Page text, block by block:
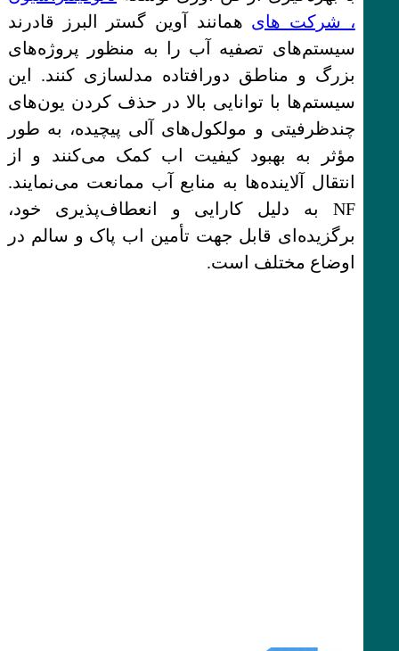
، شرکت های همانند آوین گستر البرز قادرند
سیستم‌های تصفیه آب را به منظور پروژه‌های
بزرگ و مناطق دورافتاده مدلسازی کنند. این
سیستم‌ها با توانایی بالا در حذف کردن یون‌های
چندظرفیتی و مولکول‌های آلی پیچیده، به طور
مؤثر به بهبود کیفیت اب کمک می‌کنند و از
انتقال آلاینده‌ها به منابع آب ممانعت می‌نمایند.
NF به دلیل کارایی و انعطاف‌پذیری خود،
برگزیده‌ای قابل جهت تأمین اب پاک و سالم در
اوضاع مختلف است.